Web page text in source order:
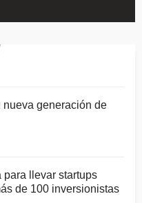
generación de
para llevar startups
de 100 inversionistas